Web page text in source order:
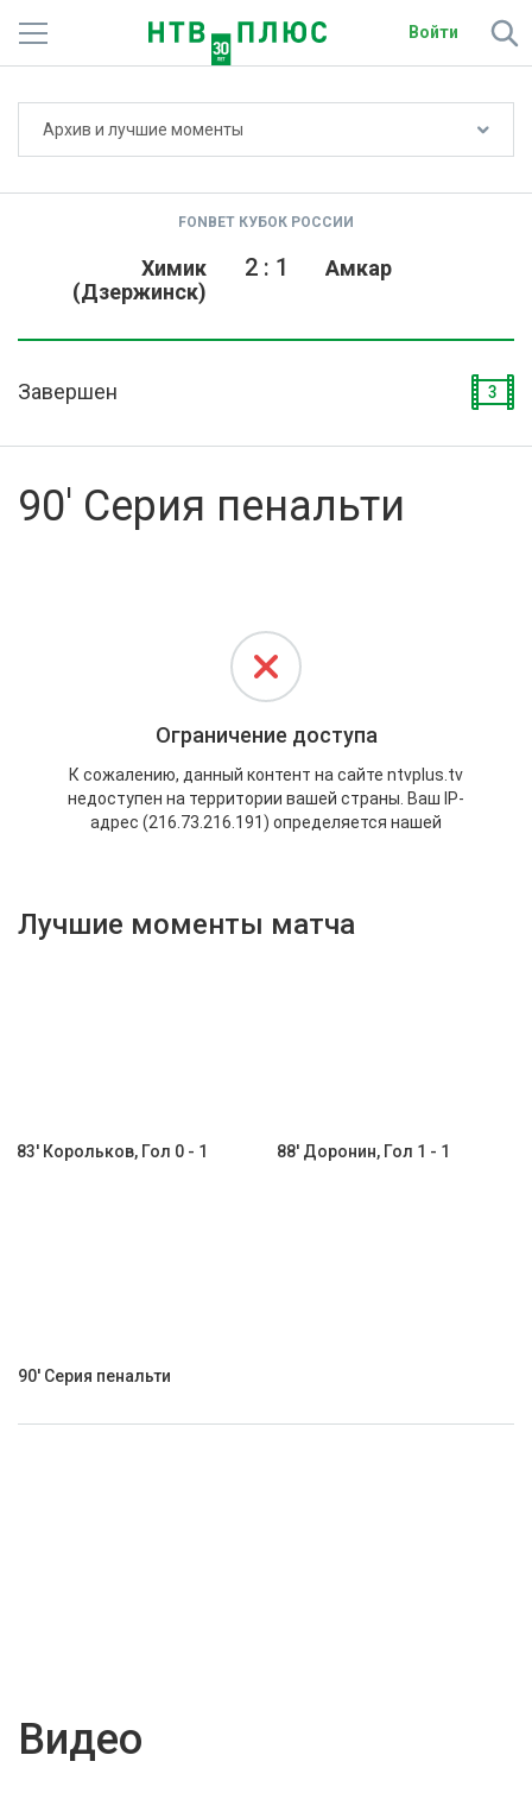
Войти
О сайте
Архив и лучшие моменты
FONBET КУБОК РОССИИ
Химик
(Дзержинск)
Амкар
2: 1
Завершен 3
90' Серия пенальти
Лучшие моменты матча
83' Корольков, Гол 0 - 1 88' Доронин, Гол 1 - 1
90' Серия пенальти
Видео